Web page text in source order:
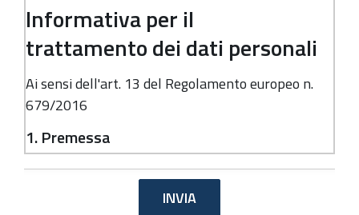
Informativa per il
trattamento dei dati personali
Ai sensi dell'art. 13 del Regolamento europeo n.
679/2016
1. Premessa
Ai sensi dell'art. 13 del Regolamento europeo n.
679/2016, la Giunta della Regione Emilia-